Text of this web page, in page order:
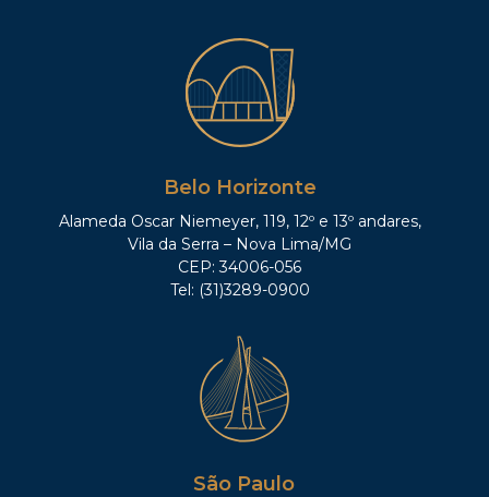
Belo Horizonte
Alameda Oscar Niemeyer, 119, 12º e 13º andares,
Vila da Serra – Nova Lima/MG
CEP: 34006-056
Tel: (31)3289-0900
São Paulo